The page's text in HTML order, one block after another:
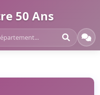
50 Ans